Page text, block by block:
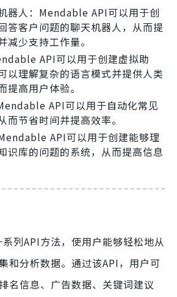
器人：Mendable API可以用于创
答客户问题的聊天机器人，从而提
减少支持工作量。
API可以用于创建虚拟助
以理解复杂的语言模式并提供人类
提高用户体验。
API可以用于自动化常见
而节省时间并提高效率。
API可以用于创建能够理
识库的问题的系统，从而提高信息
列API方法，使用户能够轻松地从
和分析数据。通过该API，用户可
名信息、广告数据、关键词建议